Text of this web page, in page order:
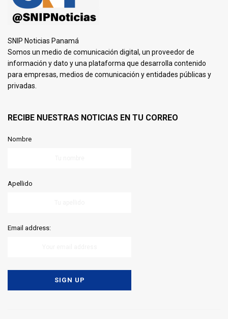
SNIP Noticias Panamá
Somos un medio de comunicación digital, un proveedor de
información y dato y una plataforma que desarrolla contenido
para empresas, medios de comunicación y entidades públicas y
privadas.
RECIBE NUESTRAS NOTICIAS EN TU CORREO
Nombre
Apellido
Email address: